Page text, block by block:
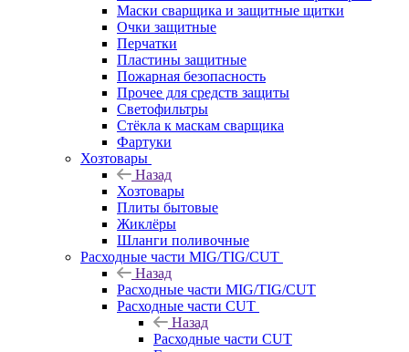
Маски сварщика и защитные щитки
Очки защитные
Перчатки
Пластины защитные
Пожарная безопасность
Прочее для средств защиты
Светофильтры
Стёкла к маскам сварщика
Фартуки
Хозтовары
Назад
Хозтовары
Плиты бытовые
Жиклёры
Шланги поливочные
Расходные части MIG/TIG/CUT
Назад
Расходные части MIG/TIG/CUT
Расходные части CUT
Назад
Расходные части CUT